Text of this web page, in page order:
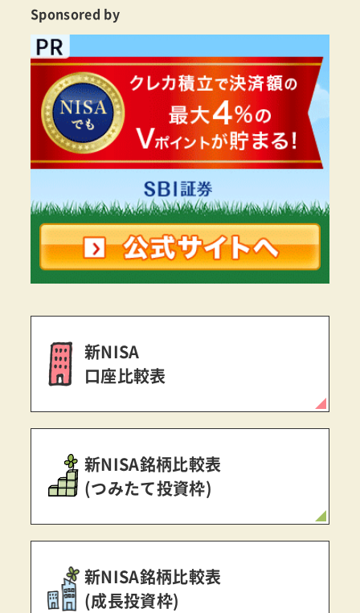
Sponsored by
新NISA
口座比較表
新NISA銘柄比較表
(つみたて投資枠)
新NISA銘柄比較表
(成長投資枠)